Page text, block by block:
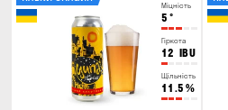
Міцність
5 °
Гіркота
12 IBU
Щільність
11.5 %